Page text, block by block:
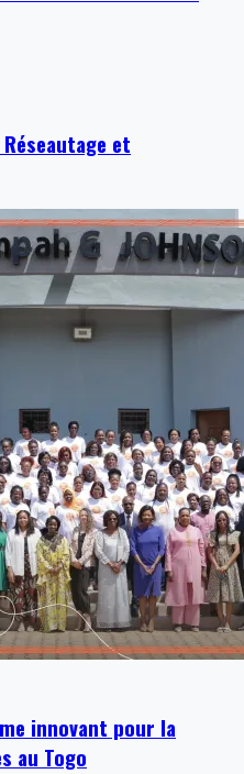
et
innovant pour la
au Togo